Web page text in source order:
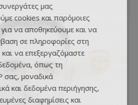
μας
cookies και παρόμοιες
να αποθηκεύουμε και να
σε πληροφορίες στη
να επεξεργαζόμαστε
όπως τη
σας, μοναδικά
και δεδομένα περιήγησης,
διαφημίσεις και